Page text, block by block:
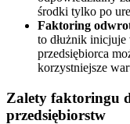
środki tylko po
Faktoring
to dłużnik inicjuje
przedsiębiorca
korzystniejsze
Zalety faktoringu
przedsiębiorstw